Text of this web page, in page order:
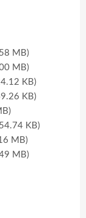
MB)
MB)
KB)
KB)
KB)
MB)
MB)